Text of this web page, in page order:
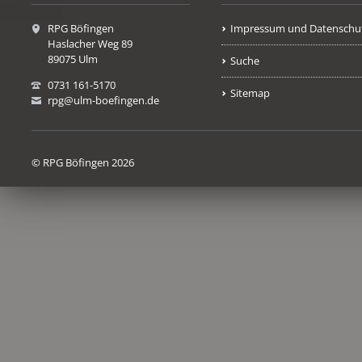
RPG Böfingen
Haslacher Weg 89
89075 Ulm
0731 161-5170
rpg@ulm-boefingen.de
Impressum und
Suche
Sitemap
© RPG Böfingen 2026